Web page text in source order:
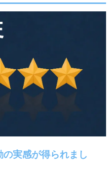
の実感が得られまし